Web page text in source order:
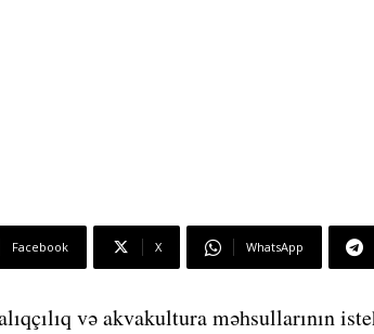
Facebook X WhatsApp
və akvakultura məhsullarının